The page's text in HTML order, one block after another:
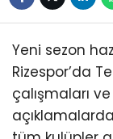
Yeni sezon
Rizespor’da
çalışmaları